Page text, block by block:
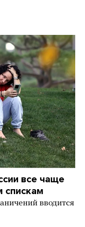
все чаще
спискам
вводится